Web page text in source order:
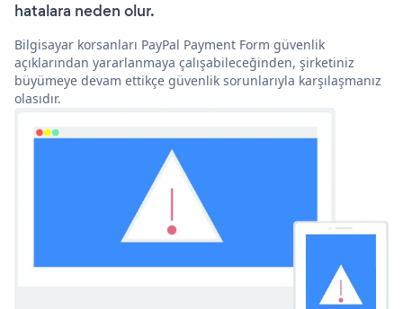
hatalara neden olur.
Bilgisayar korsanları PayPal Payment Form güvenlik
açıklarından yararlanmaya çalışabileceğinden, şirketiniz
büyümeye devam ettikçe güvenlik sorunlarıyla karşılaşmanız
olasıdır.